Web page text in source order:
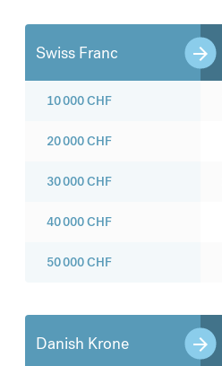
Swiss Franc
10 000CHF
20 000CHF
30 000CHF
40 000CHF
50 000CHF
Danish Krone